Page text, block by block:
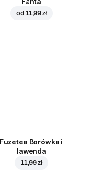
od 11,99 zł
Fuzetea Borówka i
lawenda
11,99 zł